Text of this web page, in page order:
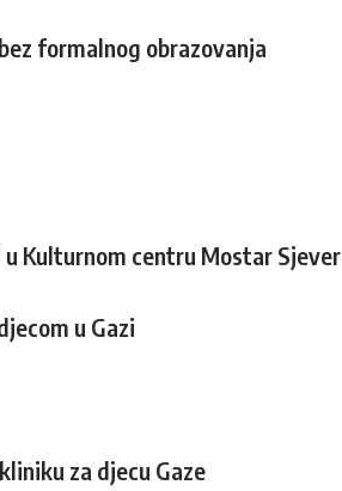
formalnog obrazovanja
Kulturnom centru Mostar Sjever
u Gazi
za djecu Gaze